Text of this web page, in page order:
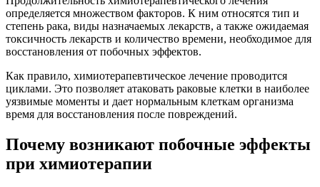
определяется множеством факторов. К ним относятся тип и
степень рака, виды назначаемых лекарств, а также ожидаемая
токсичность лекарств и количество времени, необходимое для
восстановления от побочных эффектов.
Как правило, химиотерапевтическое лечение проводится
циклами. Это позволяет атаковать раковые клетки в наиболее
уязвимые моменты и дает нормальным клеткам организма
время для восстановления после повреждений.
Почему возникают побочные эффекты
при химиотерапии